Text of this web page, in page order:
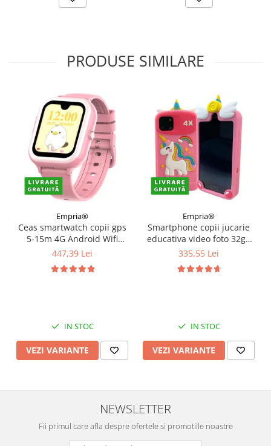
PRODUSE SIMILARE
Empria®
Ceas smartwatch copii gps
5-15m 4G Android Wifi
AMOLED 1.72in, Roz
447,39 Lei
IN STOC
VEZI VARIANTE
Empria®
Smartphone copii jucarie
educativa video foto 32gb
TF card rezolutie 480*800
335,55 Lei
IN STOC
VEZI VARIANTE
NEWSLETTER
Fii primul care afla despre ofertele si promotiile noastre